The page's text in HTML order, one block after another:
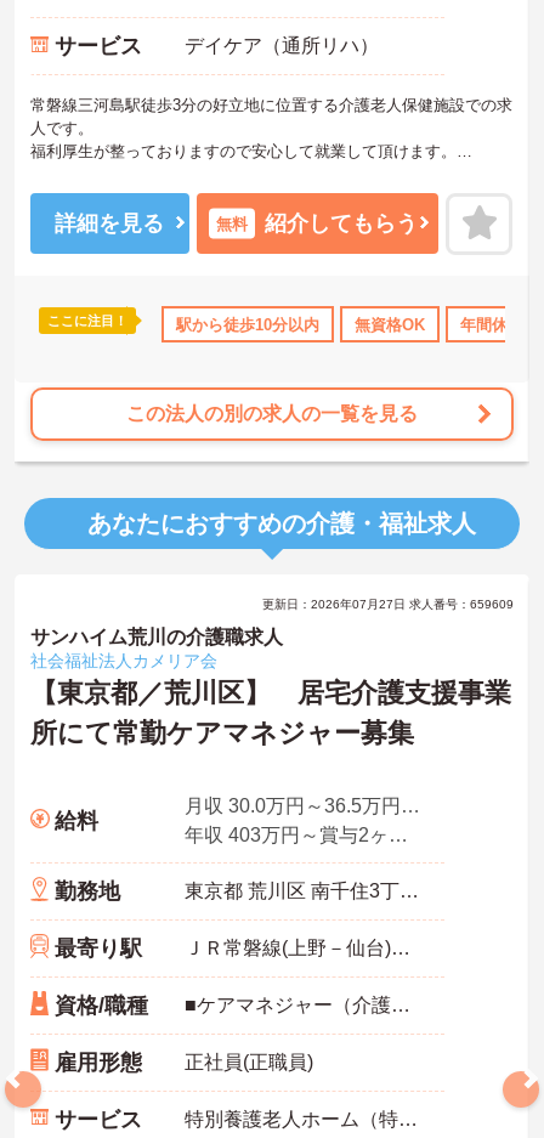
日以上 社会保険完備 交通費支給 退職金制度あり
サービス デイケア（通所リハ）
常磐線三河島駅徒歩3分の好立地に位置する介護老人保健施設での求
人です。
福利厚生が整っておりますので安心して就業して頂けます。
お問い合わせください。
詳細を見る 無料 紹介してもらう
ここに注目！ 駅から徒歩10分以内 無資格OK 年間休日
この法人の別の求人の一覧を見る
あなたにおすすめの介護・福祉求人
更新日：2026年07月27日 求人番号：659609
サンハイム荒川の介護職求人
社会福祉法人カメリア会
【東京都／荒川区】 居宅介護支援事業
所にて常勤ケアマネジャー募集
給料
月収 30.0万円～36.5万円程度（諸手当込み）
年収 403万円～賞与2ヶ月想定
勤務地 東京都 荒川区 南千住3丁目14番7号
最寄り駅 ＪＲ常磐線(上野－仙台)「南千住駅」徒歩10分
資格/職種 ■ケアマネジャー（介護支援専門員）資格お持ちの方 ※居宅ケアマネ経験のある方は尚良し
雇用形態 正社員(正職員)
サービス 特別養護老人ホーム（特養）